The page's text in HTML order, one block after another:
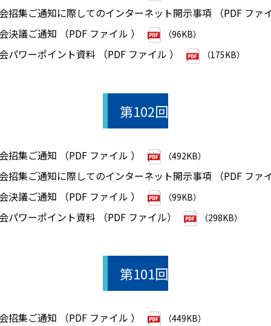
招集ご通知に際してのインターネット開示事項 （PDF ファ
決議ご通知 （PDF ファイル ）
（96KB）
パワーポイント資料 （PDF ファイル ） （175KB）
第102回
招集ご通知 （PDF ファイル ） （492KB）
招集ご通知に際してのインターネット開示事項 （PDF ファ
決議ご通知 （PDF ファイル ）
（99KB）
パワーポイント資料 （PDF ファイル） （298KB）
第101回
招集ご通知 （PDF ファイル ） （449KB）